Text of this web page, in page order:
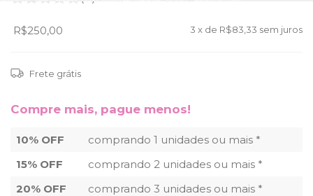
R$250,00 3 x de R$83,33 sem juros
Frete grátis
Compre mais, pague menos!
10% OFF
comprando 1 unidades ou mais *
15% OFF
comprando 2 unidades ou mais *
20% OFF
comprando 3 unidades ou mais *